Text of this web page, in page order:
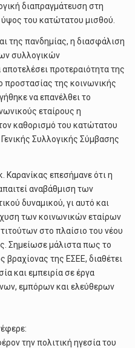
διαπραγμάτευση στη
του κατώτατου μισθού.
της πανδημίας, η διασφάλιση
συλλογικών
προτεραιότητα της
προστασίας της κοινωνικής
να επανέλθει το
εταίρους η
καθορισμό του κατώτατου
Συλλογικής Σύμβασης
Καρανίκας επεσήμανε ότι η
αναβάθμιση των
δυναμικού, γι αυτό και
των κοινωνικών εταίρων
στο πλαίσιο του νέου
Σημείωσε μάλιστα πως το
βραχίονας της ΕΣΕΕ, διαθέτει
και εμπειρία σε έργα
εμπόρων και ελεύθερων
την πολιτική ηγεσία του